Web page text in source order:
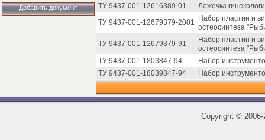
Добавить документ
ТУ 9437-001-12616389-01
Ложечка
ТУ 9437-001-12679379-2001
Набор пластин и
остеосинтеза
ТУ 9437-001-12679379-91
Набор пластин и
остеосинтеза
ТУ 9437-001-1803847-94
Набор
ТУ 9437-001-18039847-94
Набор
Copyright ©